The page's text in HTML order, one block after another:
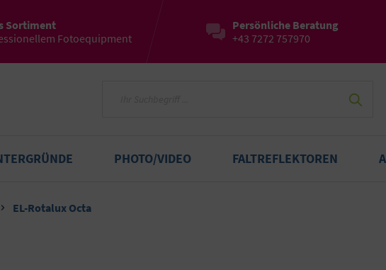
Sortiment
Fotoequipment
Persönliche Beratung
+43 7272 757970
PHOTO/VIDEO FALTREFLEKTOREN
EL-Rotalux Octa